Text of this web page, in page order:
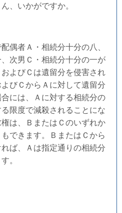
、いかがですか。
偶者Ａ・相続分十分の八、
次男Ｃ・相続分十分の一が
よびＣは遺留分を侵害され
びＣからＡに対して遺留分
には、Ａに対する相続分の
限度で減殺されることにな
は、ＢまたはＣのいずれか
できます。ＢまたはＣから
ば、Ａは指定通りの相続分
。